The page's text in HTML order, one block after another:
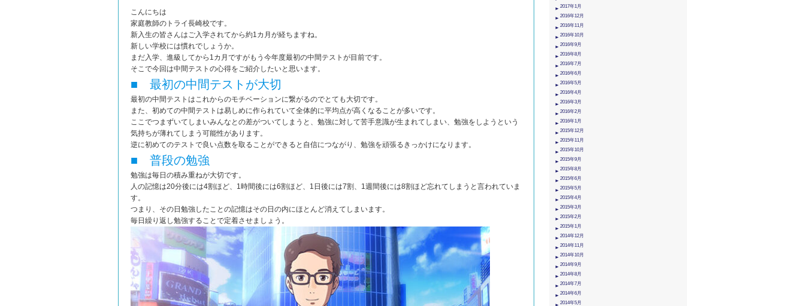
こんにちは
家庭教師のトライ長崎校です。
新入生の皆さんはご入学されてから約1カ月が経ちますね。
新しい学校には慣れでしょうか。
まだ入学、進級してから1カ月ですがもう今年度最初の中間テストが目前です。
そこで今回は中間テストの心得をご紹介したいと思います。
■ 最初の中間テストが大切
最初の中間テストはこれからのモチベーションに繋がるのでとても大切です。
また、初めての中間テストは易しめに作られていて全体的に平均点が高くなることが多いです。
ここでつまずいてしまいみんなとの差がついてしまうと、勉強に対して苦手意識が生まれてしまい、勉強をしようという
気持ちが薄れてしまう可能性があります。
逆に初めてのテストで良い点数を取ることができると自信につながり、勉強を頑張るきっかけになります。
■ 普段の勉強
勉強は毎日の積み重ねが大切です。
人の記憶は20分後には4割ほど、1時間後には6割ほど、1日後には7割、1週間後には8割ほど忘れてしまうと言われていま
す。
つまり、その日勉強したことの記憶はその日の内にほとんど消えてしまいます。
毎日繰り返し勉強することで定着させましょう。
2017年1月
2016年12月
2016年11月
2016年10月
2016年9月
2016年8月
2016年7月
2016年6月
2016年5月
2016年4月
2016年3月
2016年2月
2016年1月
2015年12月
2015年11月
2015年10月
2015年9月
2015年8月
2015年6月
2015年5月
2015年4月
2015年3月
2015年2月
2015年1月
2014年12月
2014年11月
2014年10月
2014年9月
2014年8月
2014年7月
2014年6月
2014年5月